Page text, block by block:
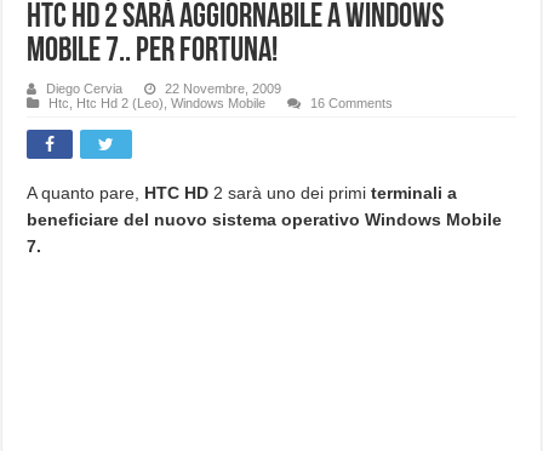
HTC HD 2 sarà aggiornabile a Windows
Mobile 7.. per fortuna!
Diego Cervia
22 Novembre, 2009
Htc
Htc Hd 2 (Leo) ,Windows Mobile 16 Comments
A quanto pare, HTC HD 2 sarà uno dei primiterminali a
beneficiare del nuovo sistema operativo Windows Mobile
7.